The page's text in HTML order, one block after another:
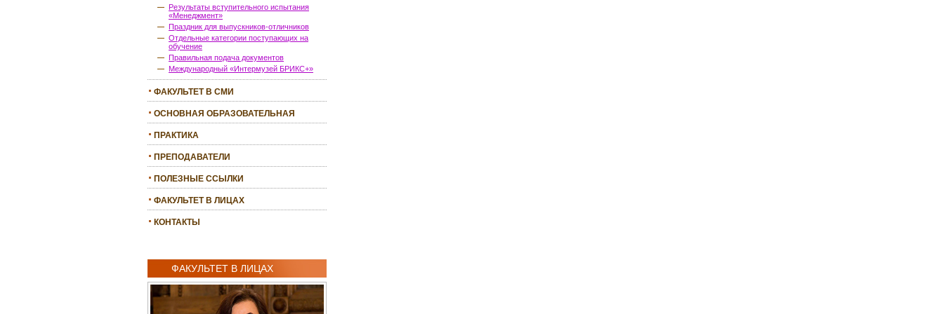
Результаты вступительного испытания
«Менеджмент»
Праздник для выпускников-отличников
Отдельные категории поступающих на
обучение
Правильная подача документов
Международный «Интермузей БРИКС+»
ФАКУЛЬТЕТ В СМИ
ОСНОВНАЯ ОБРАЗОВАТЕЛЬНАЯ
ПРАКТИКА
ПРЕПОДАВАТЕЛИ
ПОЛЕЗНЫЕ ССЫЛКИ
ФАКУЛЬТЕТ В ЛИЦАХ
КОНТАКТЫ
ФАКУЛЬТЕТ В ЛИЦАХ